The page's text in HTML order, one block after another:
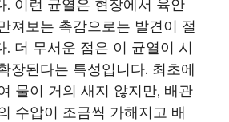
. 이런 균열은 현장에서 육안
져보는 촉감으로는 발견이 절
. 더 무서운 점은 이 균열이 시
장된다는 특성입니다. 최초에
물이 거의 새지 않지만, 배관
수압이 조금씩 가해지고 배